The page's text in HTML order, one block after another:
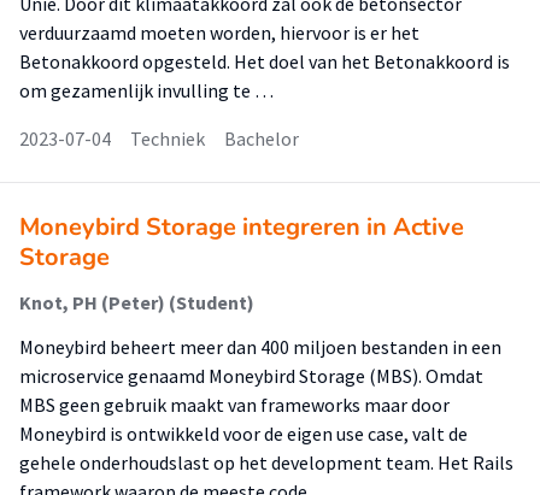
verduurzaamd moeten worden, hiervoor is er het
Betonakkoord opgesteld. Het doel van het Betonakkoord is
om gezamenlijk invulling te …
2023-07-04
Techniek Bachelor
Moneybird Storage integreren in Active
Storage
Knot, PH (Peter) (Student)
Moneybird beheert meer dan 400 miljoen bestanden in een
microservice genaamd Moneybird Storage (MBS). Omdat
MBS geen gebruik maakt van frameworks maar door
Moneybird is ontwikkeld voor de eigen use case, valt de
gehele onderhoudslast op het development team. Het Rails